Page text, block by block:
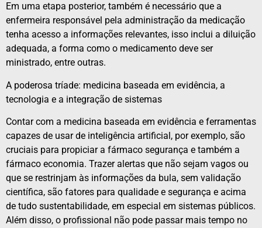
Em uma etapa posterior, também é necessário que a
enfermeira responsável pela administração da medicação
tenha acesso a informações relevantes, isso inclui a diluição
adequada, a forma como o medicamento deve ser
ministrado, entre outras.
A poderosa tríade: medicina baseada em evidência, a
tecnologia e a integração de sistemas
Contar com a medicina baseada em evidência e ferramentas
capazes de usar de inteligência artificial, por exemplo, são
cruciais para propiciar a fármaco segurança e também a
fármaco economia. Trazer alertas que não sejam vagos ou
que se restrinjam às informações da bula, sem validação
científica, são fatores para qualidade e segurança e acima
de tudo sustentabilidade, em especial em sistemas públicos.
Além disso, o profissional não pode passar mais tempo no